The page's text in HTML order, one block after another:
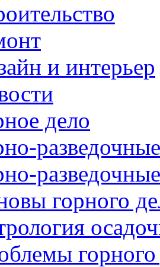
и интерьер
дело
горного
горного